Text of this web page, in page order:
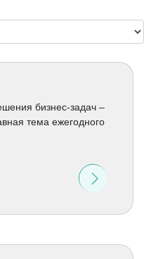
бизнес-задач –
тема ежегодного